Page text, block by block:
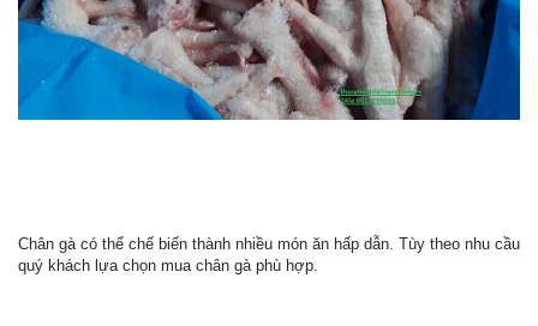
Chân gà có thể chế biến thành nhiều món ăn hấp dẫn. Tùy theo nhu cầu
quý khách lựa chọn mua chân gà phù hợp.